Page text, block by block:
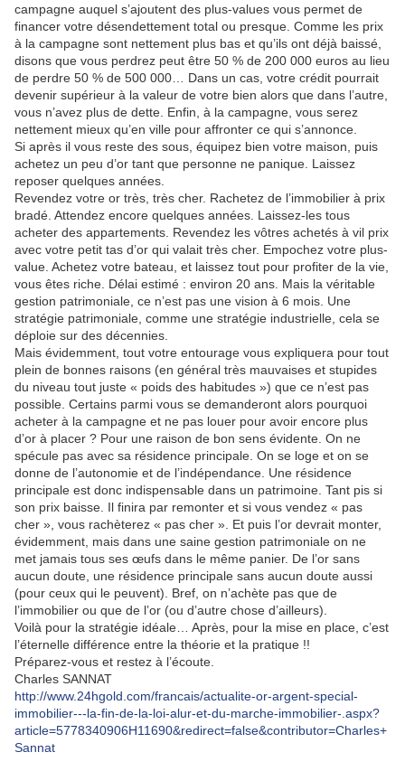
campagne auquel s’ajoutent des plus-values vous permet de
financer votre désendettement total ou presque. Comme les prix
à la campagne sont nettement plus bas et qu’ils ont déjà baissé,
disons que vous perdrez peut être 50 % de 200 000 euros au lieu
de perdre 50 % de 500 000… Dans un cas, votre crédit pourrait
devenir supérieur à la valeur de votre bien alors que dans l’autre,
vous n’avez plus de dette. Enfin, à la campagne, vous serez
nettement mieux qu’en ville pour affronter ce qui s’annonce.
Si après il vous reste des sous, équipez bien votre maison, puis
achetez un peu d’or tant que personne ne panique. Laissez
reposer quelques années.
Revendez votre or très, très cher. Rachetez de l’immobilier à prix
bradé. Attendez encore quelques années. Laissez-les tous
acheter des appartements. Revendez les vôtres achetés à vil prix
avec votre petit tas d’or qui valait très cher. Empochez votre plus-
value. Achetez votre bateau, et laissez tout pour profiter de la vie,
vous êtes riche. Délai estimé : environ 20 ans. Mais la véritable
gestion patrimoniale, ce n’est pas une vision à 6 mois. Une
stratégie patrimoniale, comme une stratégie industrielle, cela se
déploie sur des décennies.
Mais évidemment, tout votre entourage vous expliquera pour tout
plein de bonnes raisons (en général très mauvaises et stupides
du niveau tout juste « poids des habitudes ») que ce n’est pas
possible. Certains parmi vous se demanderont alors pourquoi
acheter à la campagne et ne pas louer pour avoir encore plus
d’or à placer ? Pour une raison de bon sens évidente. On ne
spécule pas avec sa résidence principale. On se loge et on se
donne de l’autonomie et de l’indépendance. Une résidence
principale est donc indispensable dans un patrimoine. Tant pis si
son prix baisse. Il finira par remonter et si vous vendez « pas
cher », vous rachèterez « pas cher ». Et puis l’or devrait monter,
évidemment, mais dans une saine gestion patrimoniale on ne
met jamais tous ses œufs dans le même panier. De l’or sans
aucun doute, une résidence principale sans aucun doute aussi
(pour ceux qui le peuvent). Bref, on n’achète pas que de
l’immobilier ou que de l’or (ou d’autre chose d’ailleurs).
Voilà pour la stratégie idéale… Après, pour la mise en place, c’est
l’éternelle différence entre la théorie et la pratique !!
Préparez-vous et restez à l’écoute.
Charles SANNAT
http://www.24hgold.com/francais/actualite-or-argent-special-
immobilier---la-fin-de-la-loi-alur-et-du-marche-immobilier-.aspx?
article=5778340906H11690&redirect=false&contributor=Charles+
Sannat